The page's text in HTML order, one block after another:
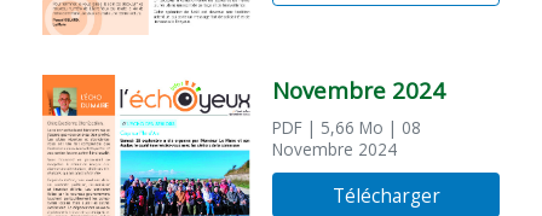
Novembre 2024
PDF | 5,66 Mo | 08
Novembre 2024
Télécharger